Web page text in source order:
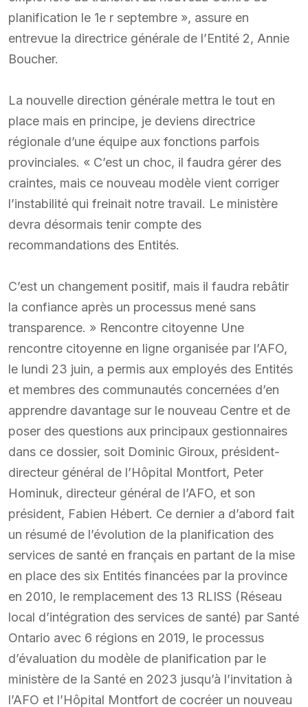
planification le 1e r septembre », assure en
entrevue la directrice générale de l’Entité 2, Annie
Boucher.
La nouvelle direction générale mettra le tout en
place mais en principe, je deviens directrice
régionale d’une équipe aux fonctions parfois
provinciales. « C’est un choc, il faudra gérer des
craintes, mais ce nouveau modèle vient corriger
l’instabilité qui freinait notre travail. Le ministère
devra désormais tenir compte des
recommandations des Entités.
C’est un changement positif, mais il faudra rebâtir
la confiance après un processus mené sans
transparence. » Rencontre citoyenne Une
rencontre citoyenne en ligne organisée par l’AFO,
le lundi 23 juin, a permis aux employés des Entités
et membres des communautés concernées d’en
apprendre davantage sur le nouveau Centre et de
poser des questions aux principaux gestionnaires
dans ce dossier, soit Dominic Giroux, président-
directeur général de l’Hôpital Montfort, Peter
Hominuk, directeur général de l’AFO, et son
président, Fabien Hébert. Ce dernier a d’abord fait
un résumé de l’évolution de la planification des
services de santé en français en partant de la mise
en place des six Entités financées par la province
en 2010, le remplacement des 13 RLISS (Réseau
local d’intégration des services de santé) par Santé
Ontario avec 6 régions en 2019, le processus
d’évaluation du modèle de planification par le
ministère de la Santé en 2023 jusqu’à l’invitation à
l’AFO et l’Hôpital Montfort de cocréer un nouveau